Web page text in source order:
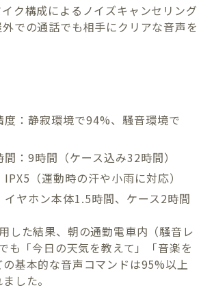
ク構成によるノイズキャンセリング
での通話でも相手にクリアな音声を
度：静寂環境で94%、騒音環境で
：9時間（ケース込み32時間）
（運動時の汗や小雨に対応）
イヤホン本体1.5時間、ケース2時間
した結果、朝の通勤電車内（騒音レ
も「今日の天気を教えて」「音楽を
基本的な音声コマンドは95%以上
した。